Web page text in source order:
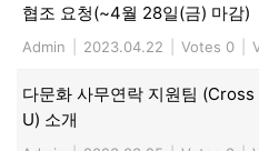
협조 요청(~4월 28일(금) 마감)
Admin 2023.04.22 Votes 0
다문화 사무연락 지원팀
U) 소개